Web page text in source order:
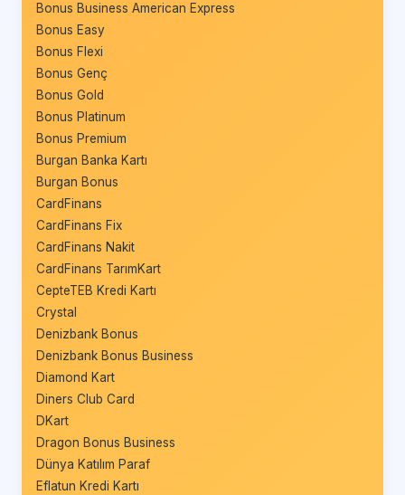
Bonus Business American Express
Bonus Easy
Bonus Flexi
Bonus Genç
Bonus Gold
Bonus Platinum
Bonus Premium
Burgan Banka Kartı
Burgan Bonus
CardFinans
CardFinans Fix
CardFinans Nakit
CardFinans TarımKart
CepteTEB Kredi Kartı
Crystal
Denizbank Bonus
Denizbank Bonus Business
Diamond Kart
Diners Club Card
DKart
Dragon Bonus Business
Dünya Katılım Paraf
Eflatun Kredi Kartı